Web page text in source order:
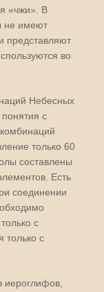
«чжи». В
не имеют
представляют
во
Небесных
с
только 60
составлены
Есть
соединении
с
только с
иероглифов,